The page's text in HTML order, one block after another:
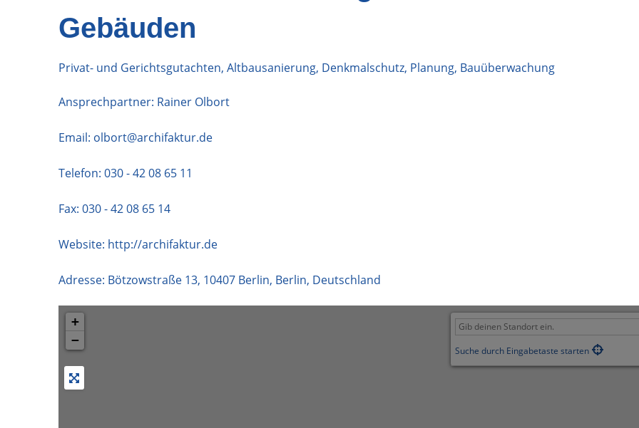
Gebäuden
Privat- und Gerichtsgutachten, Altbausanierung, Denkmalschutz, Planung, Bauüberwachung
Ansprechpartner: Rainer Olbort
Email: olbort@archifaktur.de
Telefon: 030 - 42 08 65 11
Fax: 030 - 42 08 65 14
Website: http://archifaktur.de
Adresse: Bötzowstraße 13, 10407 Berlin, Berlin, Deutschland
+
−
Suche durch Eingabetaste starten